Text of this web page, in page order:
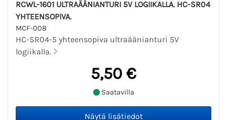
RCWL-1601 ULTRAÄÄNIANTURI 5V LOGIIKALLA. HC-SR04
YHTEENSOPIVA.
MCF-008
HC-SR04-5 yhteensopiva ultraäänianturi 5V
logiikalla.
5,50 €
Saatavilla